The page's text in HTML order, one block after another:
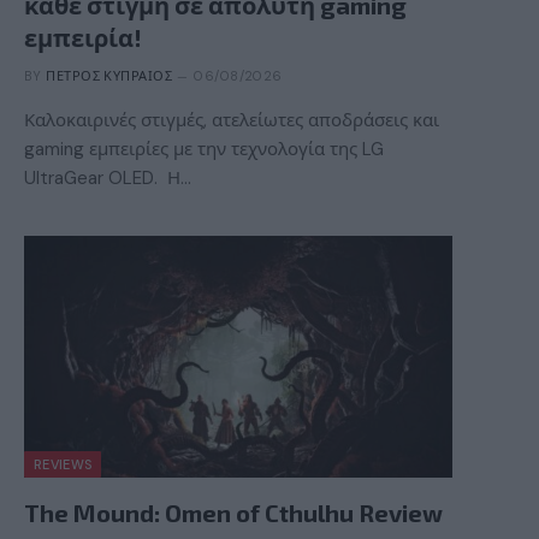
εμπειρία!
BY ΠΈΤΡΟΣ ΚΥΠΡΑΊΟΣ 06/08/2026
Καλοκαιρινές στιγμές, ατελείωτες αποδράσεις και
gaming εμπειρίες με την τεχνολογία της LG
UltraGear OLED. Η…
REVIEWS
The Mound: Omen of Cthulhu Review